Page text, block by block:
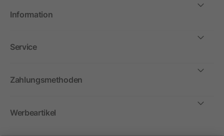
Information
Service
Zahlungsmethoden
Werbeartikel